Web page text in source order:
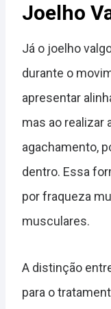
Joelho
Já o joelho
durante o
apresentar
mas ao realizar
agachamento,
dentro. Essa
por fraqueza
musculares.
A distinção
para o